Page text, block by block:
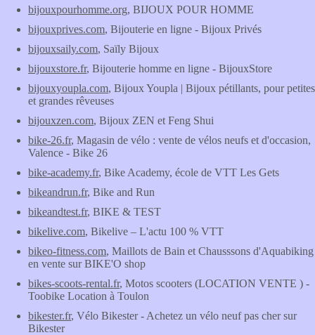
bijouxpourhomme.org, BIJOUX POUR HOMME
bijouxprives.com, Bijouterie en ligne - Bijoux Privés
bijouxsaily.com, Saïly Bijoux
bijouxstore.fr, Bijouterie homme en ligne - BijouxStore
bijouxyoupla.com, Bijoux Youpla | Bijoux pétillants, pour petites
et grandes rêveuses
bijouxzen.com, Bijoux ZEN et Feng Shui
bike-26.fr, Magasin de vélo : vente de vélos neufs et d'occasion,
Valence - Bike 26
bike-academy.fr, Bike Academy, école de VTT Les Gets
bikeandrun.fr, Bike and Run
bikeandtest.fr, BIKE & TEST
bikelive.com, Bikelive – L'actu 100 % VTT
bikeo-fitness.com, Maillots de Bain et Chausssons d'Aquabiking
en vente sur BIKE'O shop
bikes-scoots-rental.fr, Motos scooters (LOCATION VENTE ) -
Toobike Location à Toulon
bikester.fr, Vélo Bikester - Achetez un vélo neuf pas cher sur
Bikester